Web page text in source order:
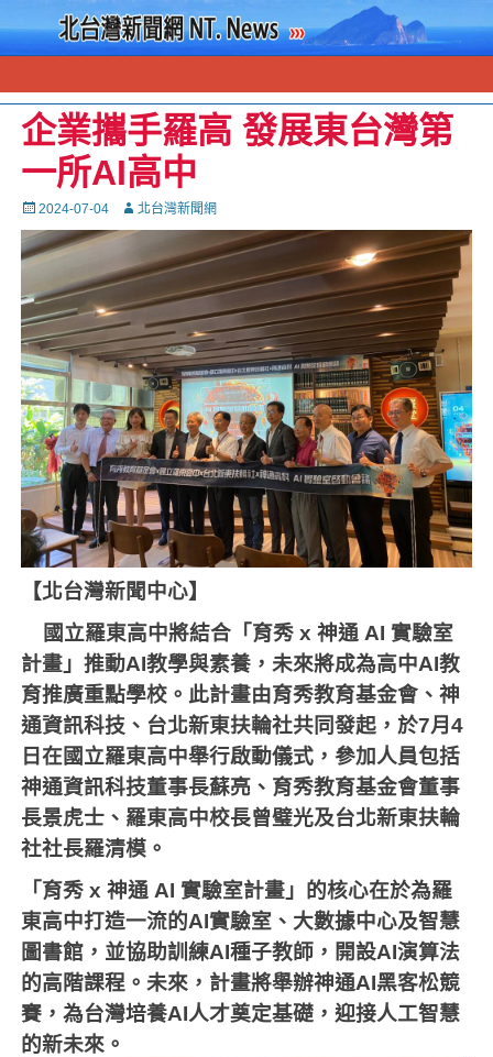
企業攜手羅高 發展東台灣第
一所AI高中
Posted
on
2024-07-04 Autor北台灣新聞網
【北台灣新聞中心】
國立羅東高中將結合「育秀 x神通 AI 實驗室
計畫」推動AI教學與素養，未來將成為高中AI教
育推廣重點學校。此計畫由育秀教育基金會、神
通資訊科技、台北新東扶輪社共同發起，於7月4
日在國立羅東高中舉行啟動儀式，參加人員包括
神通資訊科技董事長蘇亮、育秀教育基金會董事
長景虎士、羅東高中校長曾璧光及台北新東扶輪
社社長羅清模。
「育秀 x神通 AI 實驗室計畫」的核心在於為羅
東高中打造一流的AI實驗室、大數據中心及智慧
圖書館，並協助訓練AI種子教師，開設AI演算法
的高階課程。未來，計畫將舉辦神通AI黑客松競
賽，為台灣培養AI人才奠定基礎，迎接人工智慧
的新未來。